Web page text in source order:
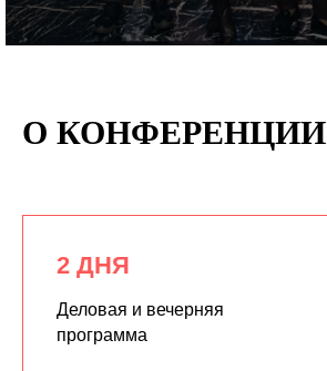
О КОНФЕРЕНЦИИ
2 ДНЯ
Деловая и вечерняя
программа
КУПИТЬ ЗАПИСИ